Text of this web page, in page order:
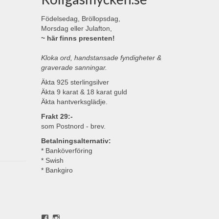
Födelsedag, Bröllopsdag,
Morsdag eller Julafton,
~ här finns presenten!
Kloka ord, handstansade fyndigheter &
graverade sanningar.
Äkta 925 sterlingsilver
Äkta 9 karat & 18 karat guld
Äkta hantverksglädje.
Frakt 29:-
som Postnord - brev.
Betalningsalternativ:
* Banköverföring
* Swish
* Bankgiro